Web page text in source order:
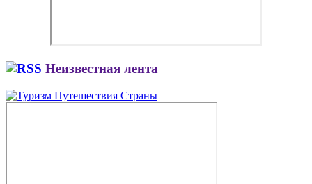
Неизвестная лента